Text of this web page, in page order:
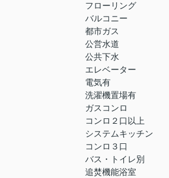
フローリング
バルコニー
都市ガス
公営水道
公共下水
エレベーター
電気有
洗濯機置場有
ガスコンロ
コンロ２口以上
システムキッチン
コンロ３口
バス・トイレ別
追焚機能浴室